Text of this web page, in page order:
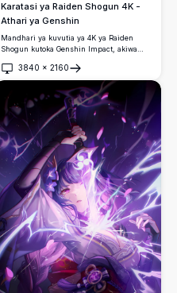
Karatasi ya Raiden Shogun 4K -
Athari ya Genshin
Mandhari ya kuvutia ya 4K ya Raiden
Shogun kutoka Genshin Impact, akiwa
nishati ya zambarau ikizunguka.
3840 × 2160
Fungua